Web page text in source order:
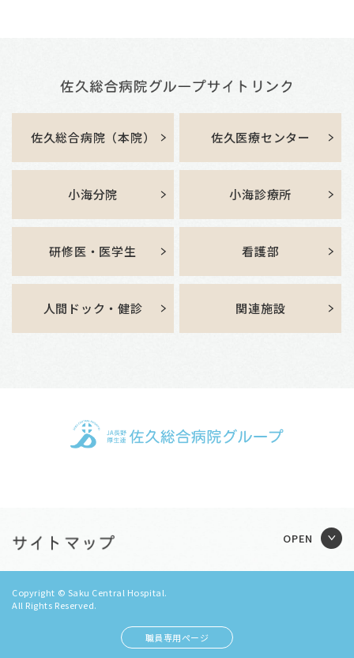
佐久総合病院（本院） 佐久医療センター
小海分院 小海診療所
研修医・医学生 看護部
人間ドック・健診 関連施設
Copyright © Saku Central Hospital.
All Rights Reserved.
職員専用ページ